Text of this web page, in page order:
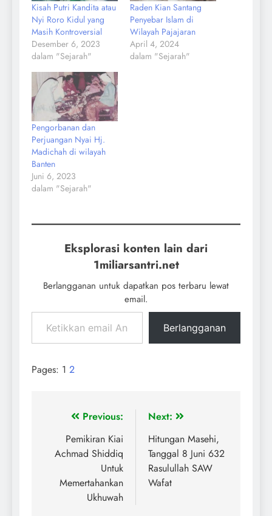
Kisah Putri Kandita atau
Nyi Roro Kidul yang
Masih Kontroversial
Desember 6, 2023
dalam "Sejarah"
Raden Kian Santang
Penyebar Islam di
Wilayah Pajajaran
April 4, 2024
dalam "Sejarah"
Pengorbanan dan
Perjuangan Nyai Hj.
Madichah di wilayah
Banten
Juni 6, 2023
dalam "Sejarah"
Eksplorasi konten lain dari
1miliarsantri.net
Berlangganan untuk dapatkan pos terbaru lewat
email.
Berlangganan
Pages: 1 2
Previous:
Pemikiran Kiai
Achmad Shiddiq
Untuk
Memertahankan
Ukhuwah
Next:
Hitungan Masehi,
Tanggal 8 Juni 632
Rasulullah SAW
Wafat